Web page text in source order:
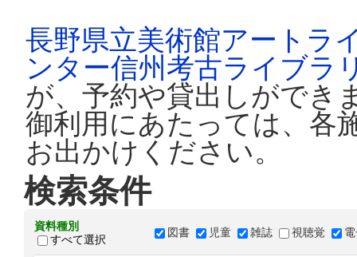
長野県立美術館アートラ
ンター信州考古ライブラ
が、予約や貸出しができ
御利用にあたっては、各
お出かけください。
検索条件
資料種別
すべて選択
図書 児童 雑誌 視聴覚